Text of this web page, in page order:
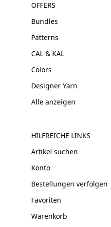
OFFERS
Bundles
Patterns
CAL & KAL
Colors
Designer Yarn
Alle anzeigen
HILFREICHE LINKS
Artikel suchen
Konto
Bestellungen verfolgen
Favoriten
Warenkorb